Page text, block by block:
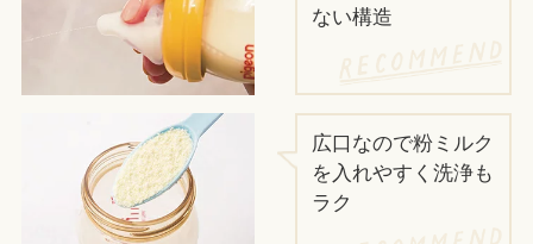
ない構造
広口なので粉ミルク
を入れやすく洗浄も
ラク